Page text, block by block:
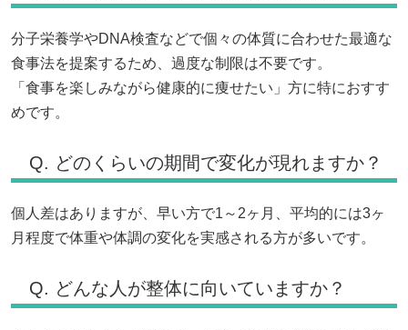
分子栄養学やDNA検査などで個々の体質に合わせた最適な
食事法を提案するため、過度な制限は不要です。
「食事を楽しみながら健康的に痩せたい」方に特におすす
めです。
Q. どのくらいの期間で変化が現れますか？
個人差はありますが、早い方で1～2ヶ月、平均的には3ヶ
月程度で体重や体調の変化を実感される方が多いです。
Q. どんな人が整体に向いていますか？